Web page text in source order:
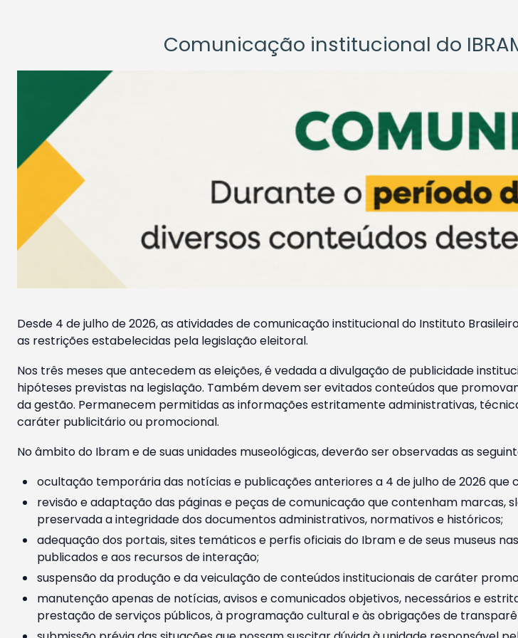
Comunicação institucional do
Desde 4 de julho de 2026, as atividades de comunicação institucional do Instituto
as restrições estabelecidas pela legislação eleitoral.
Nos três meses que antecedem as eleições, é vedada a divulgação de publicidade
hipóteses previstas na legislação. Também devem ser evitados conteúdos que
da gestão. Permanecem permitidas as informações estritamente administrativas,
caráter publicitário ou promocional.
No âmbito do Ibram e de suas unidades museológicas, deverão ser observadas as
ocultação temporária das notícias e publicações anteriores a 4 de julho de 2026
revisão e adaptação das páginas e peças de comunicação que contenham marcas,
preservada a integridade dos documentos administrativos, normativos e históricos;
adequação dos portais, sites temáticos e perfis oficiais do Ibram e de seus museus
publicados e aos recursos de interação;
suspensão da produção e da veiculação de conteúdos institucionais de caráter
manutenção apenas de notícias, avisos e comunicados objetivos, necessários e
prestação de serviços públicos, à programação cultural e às obrigações de